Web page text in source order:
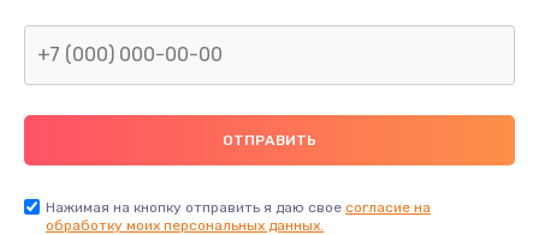
Нажимая на кнопку отправить я даю свое согласие на
обработку моих персональных данных.